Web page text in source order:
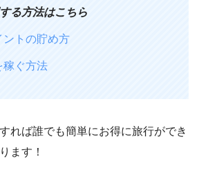
る方法はこちら
ントの貯め方
稼ぐ方法
れば誰でも簡単にお得に旅行ができ
ます！